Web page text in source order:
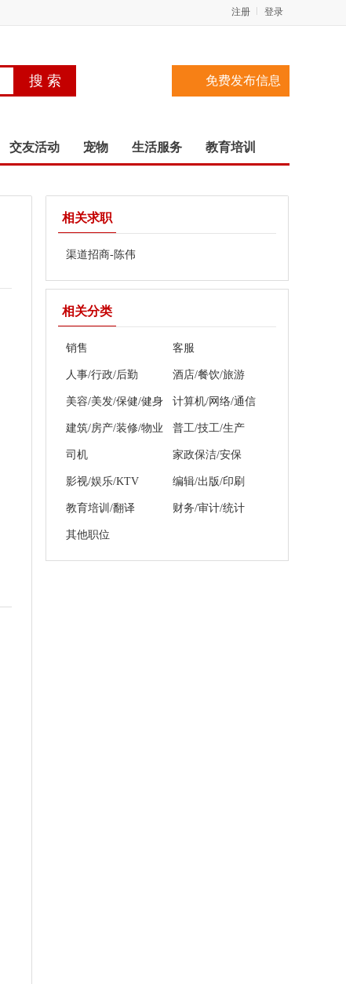
登录
注册
免费发布信息
交友活动 宠物 生活服务 教育培训
相关求职
渠道招商-陈伟
相关分类
销售 客服
人事/行政/后勤 酒店/餐饮/旅游
美容/美发/保健/健身 计算机/网络/通信
建筑/房产/装修/物业 普工/技工/生产
司机 家政保洁/安保
影视/娱乐/KTV 编辑/出版/印刷
教育培训/翻译 财务/审计/统计
其他职位